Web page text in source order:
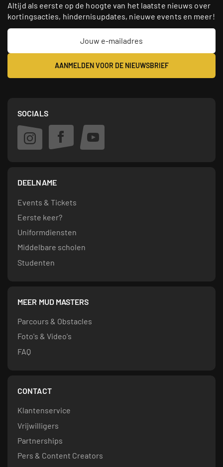
Altijd als eerste op de hoogte van het laatste nieuws over
kortingsacties, hindernisupdates, nieuwe events en meer!
DEELNAME
Events & Tickets
Eerste keer?
Uniformdiensten
Middelbare scholen
Studenten
MEER MUD MASTERS
Parcours & Obstacles
Foto's & Video's
FAQ
CONTACT
Klantenservice
Vrijwilligers
Partnerships
Pers & Content Creators
SOCIALS